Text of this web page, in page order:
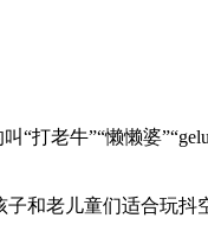
打老牛”“懒懒婆
和老儿童们适合玩